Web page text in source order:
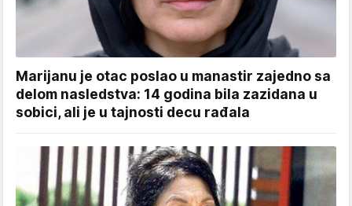
Marijanu je otac poslao u manastir zajedno sa
delom nasledstva: 14 godina bila zazidana u
sobici, ali je u tajnosti decu rađala